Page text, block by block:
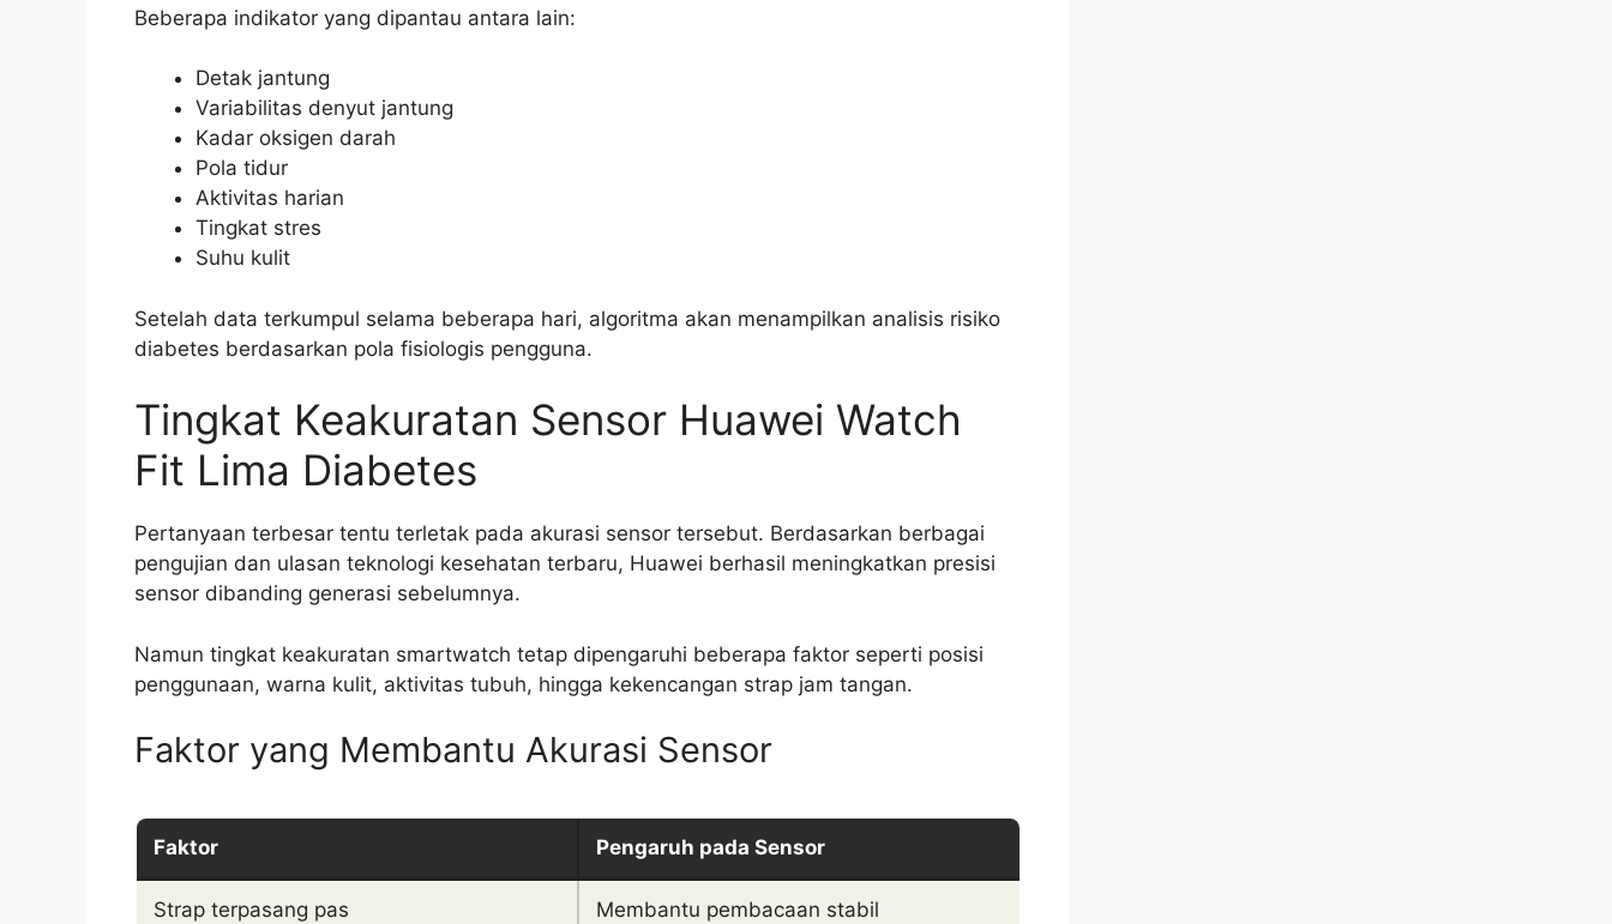
Beberapa indikator yang dipantau antara lain:
Detak jantung
Variabilitas denyut jantung
Kadar oksigen darah
Pola tidur
Aktivitas harian
Tingkat stres
Suhu kulit
Setelah data terkumpul selama beberapa hari, algoritma akan menampilkan analisis risiko
diabetes berdasarkan pola fisiologis pengguna.
Tingkat Keakuratan Sensor Huawei Watch
Fit Lima Diabetes
Pertanyaan terbesar tentu terletak pada akurasi sensor tersebut. Berdasarkan berbagai
pengujian dan ulasan teknologi kesehatan terbaru, Huawei berhasil meningkatkan presisi
sensor dibanding generasi sebelumnya.
Namun tingkat keakuratan smartwatch tetap dipengaruhi beberapa faktor seperti posisi
penggunaan, warna kulit, aktivitas tubuh, hingga kekencangan strap jam tangan.
Faktor yang Membantu Akurasi Sensor
Faktor Pengaruh pada Sensor
Strap terpasang pas Membantu pembacaan stabil